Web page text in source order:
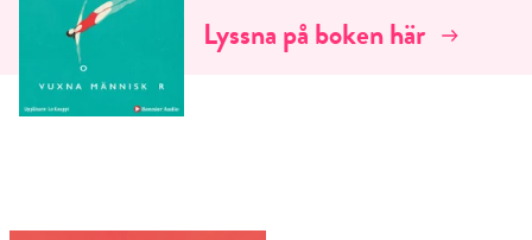
Lyssna på boken här